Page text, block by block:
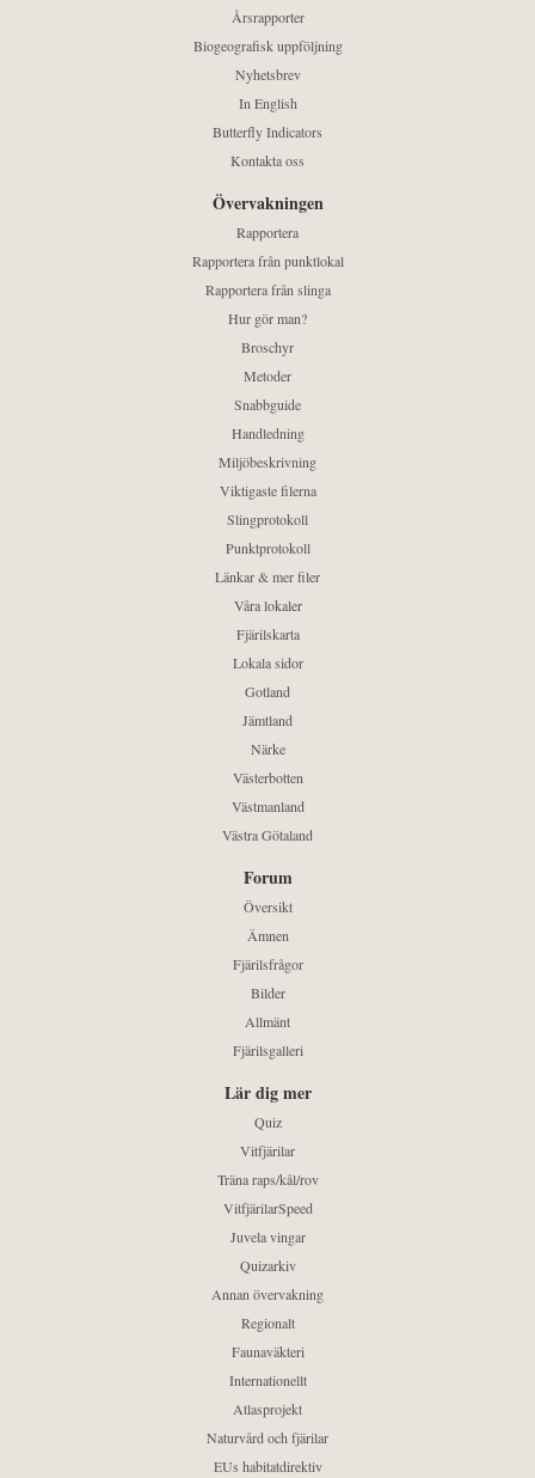
Årsrapporter
Biogeografisk uppföljning
Nyhetsbrev
In English
Butterfly Indicators
Kontakta oss
Övervakningen
Rapportera
Rapportera från punktlokal
Rapportera från slinga
Hur gör man?
Broschyr
Metoder
Snabbguide
Handledning
Miljöbeskrivning
Viktigaste filerna
Slingprotokoll
Punktprotokoll
Länkar & mer filer
Våra lokaler
Fjärilskarta
Lokala sidor
Gotland
Jämtland
Närke
Västerbotten
Västmanland
Västra Götaland
Forum
Översikt
Ämnen
Fjärilsfrågor
Bilder
Allmänt
Fjärilsgalleri
Lär dig mer
Quiz
Vitfjärilar
Träna raps/kål/rov
VitfjärilarSpeed
Juvela vingar
Quizarkiv
Annan övervakning
Regionalt
Faunaväkteri
Internationellt
Atlasprojekt
Naturvård och fjärilar
EUs habitatdirektiv